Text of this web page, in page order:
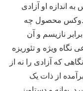
اندازه او آزادی
محصول چه
نازیسم و آن
ویژه و تئوریزه
که آزادی را نه از
از ذات یک